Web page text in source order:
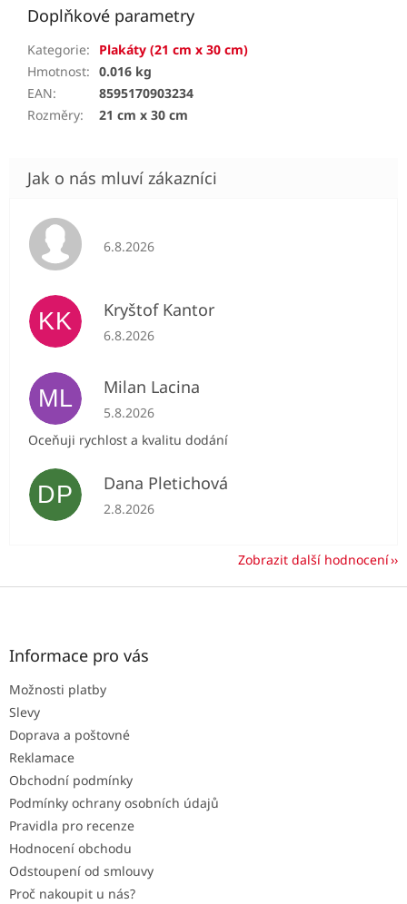
Doplňkové parametry
Kategorie:
Plakáty (21 cm x 30 cm)
Hmotnost: 0.016 kg
EAN:
8595170903234
Rozměry: 21 cm x 30 cm
Hodnocení obchodu je 5 z 5 hvězdiček.
6.8.2026
KK Kryštof Kantor
Hodnocení obchodu je 5 z 5 hvězdiček.
6.8.2026
ML Milan Lacina
Hodnocení obchodu je 5 z 5 hvězdiček.
5.8.2026
Oceňuji rychlost a kvalitu dodání
DP Dana Pletichová
Hodnocení obchodu je 5 z 5 hvězdiček.
2.8.2026
Zobrazit další hodnocení
Z
Informace pro vás
Možnosti platby
Slevy
Doprava a poštovné
Reklamace
Obchodní podmínky
Podmínky ochrany osobních údajů
Pravidla pro recenze
Hodnocení obchodu
Odstoupení od smlouvy
Proč nakoupit u nás?